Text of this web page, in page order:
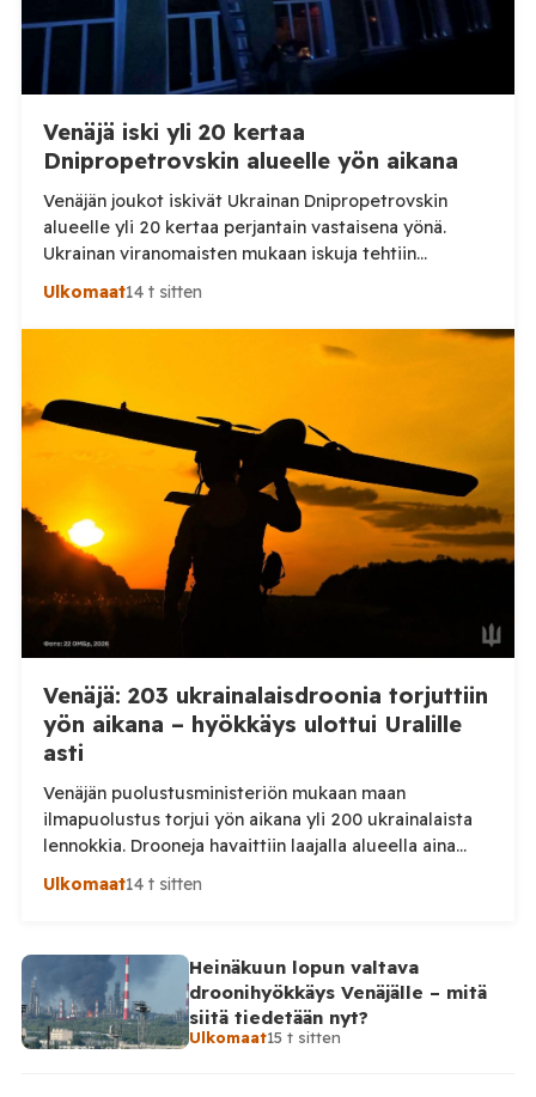
Venäjä iski yli 20 kertaa
Dnipropetrovskin alueelle yön aikana
Venäjän joukot iskivät Ukrainan Dnipropetrovskin
alueelle yli 20 kertaa perjantain vastaisena yönä.
Ukrainan viranomaisten mukaan iskuja tehtiin
drooneilla ja tykistöllä viidelle eri alueelle.
alueellisen sotilashallinnon johtaja Oleksandr Hanzha
kertoi perjantaiaamuna 7. elokuuta julkaisemassaan
hyökkäsivät yön aikana yli 20 kertaa viidelle alueelle.
Nikopolin alueella iskuja kohdistui Nikopolin
kaupunkiin sekä […]
Ulkomaat14 t sitten
Venäjä: 203 ukrainalaisdroonia torjuttiin
yön aikana – hyökkäys ulottui Uralille
asti
Venäjän puolustusministeriön mukaan maan
ilmapuolustus torjui yön aikana yli 200 ukrainalaista
lennokkia. Drooneja havaittiin laajalla alueella aina
Uralille asti. Venäjän puolustusministeriön virallisen
miehittämätöntä ilma-alusta torstai-illan 6. elokuuta
ja perjantaiaamun 7. elokuuta välisenä aikana.
Ministeriön ilmoitus koskee aikaväliä kello 20–08
Moskovan aikaa. Ministeriön mukaan drooneja
torjuttiin […]
Ulkomaat14 t sitten
Heinäkuun lopun valtava
droonihyökkäys Venäjälle – mitä
siitä tiedetään nyt?
Ulkomaat15 t sitten